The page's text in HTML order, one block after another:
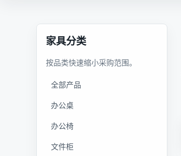
家具分类
按品类快速缩小采购范围。
全部产品
办公桌
办公椅
文件柜